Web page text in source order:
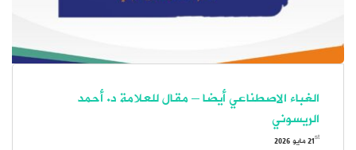
الغباء الاصطناعي أيضا – مقال للعلامة د. أحمد
الريسوني
21st مايو 2026